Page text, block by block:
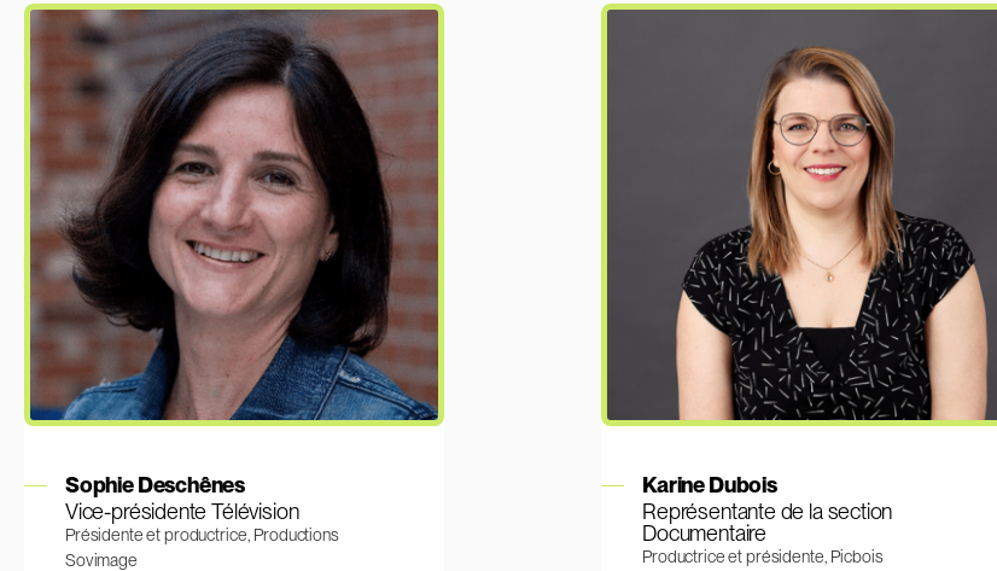
Sophie Deschênes
Vice-présidente Télévision
Présidente et productrice, Productions
Sovimage
Karine Dubois
Représentante de la section
Documentaire
Productrice et présidente, Picbois